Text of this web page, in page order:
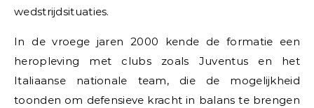
wedstrijdsituaties.
In de vroege jaren 2000 kende de formatie een
heropleving met clubs zoals Juventus en het
Italiaanse nationale team, die de mogelijkheid
toonden om defensieve kracht in balans te brengen